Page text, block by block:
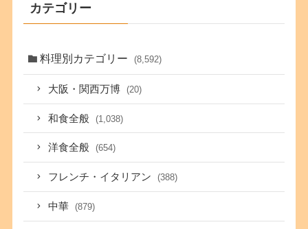
カテゴリー
料理別カテゴリー (8,592)
大阪・関西万博 (20)
和食全般 (1,038)
洋食全般 (654)
フレンチ・イタリアン (388)
中華 (879)